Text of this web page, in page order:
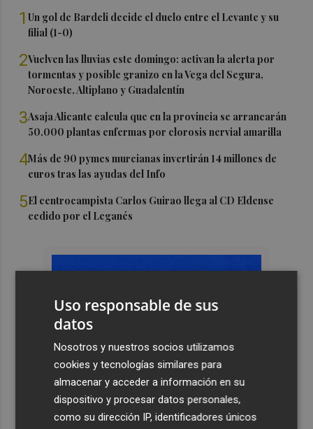
1Un gol de Bardeli decide el duelo entre el Levante y su
filial (1-0)
2Vuelven las lluvias este domingo: activan la alerta por
tormentas y posible granizo en la Vega del Segura,
Noroeste, Altiplano y Guadalentín
3Asaja Alicante calcula que en la provincia se arrancarán
50.000 plantas enfermas por clorosis nervial amarilla
4Más de 90 pymes murcianas invertirán 14 millones de
euros tras las ayudas del Info
5El centrocampista Carlos Guirao llega al CD Eldense
cedido por el Leganés
Uso responsable de sus
datos
Nosotros y nuestros socios utilizamos
cookies y tecnologías similares para
almacenar y acceder a información en su
dispositivo y procesar datos personales,
como su dirección IP, identificadores únicos